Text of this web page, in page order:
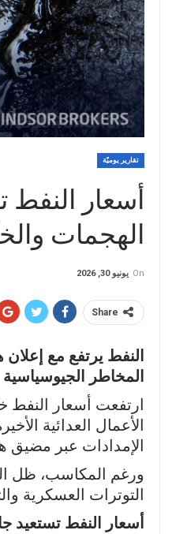
تقارير يوميّة
أسعار
الهجمات والخام
On يونيو 30, 2026
Share
النفط يرتفع مع
المخاطر الجيوسياسية
ارتفعت أسعار النفط
الأعمال العدائية
الإمدادات عبر مضيق
ورغم المكاسب، ظل
التوترات العسكرية
أسعار النفط تستعيد